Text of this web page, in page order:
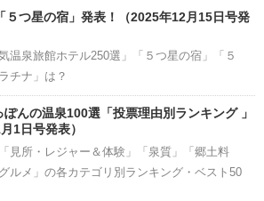
５つ星の宿」発表！（2025年12月15日号発
温泉旅館ホテル250選」「５つ星の宿」「５
チナ」は？
んの温泉100選「投票理由別ランキング 」
1日号発表）
「見所・レジャー＆体験」「泉質」「郷土料
ルメ」の各カテゴリ別ランキング・ベスト50